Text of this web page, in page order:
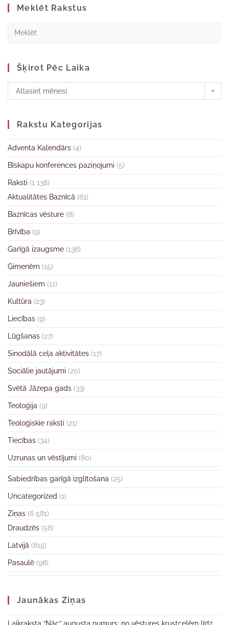
Meklēt Rakstus
Šķirot Pēc Laika
Atlasiet mēnesi
Rakstu Kategorijas
Adventa Kalendārs (4)
Bīskapu konferences paziņojumi (5)
Raksti (1 138)
Aktualitātes Baznīcā (61)
Baznīcas vēsture (8)
Brīvība (9)
Garīgā izaugsme (138)
Ģimenēm (15)
Jauniešiem (11)
Kultūra (23)
Liecības (9)
Lūgšanas (27)
Sinodālā ceļa aktivitātes (17)
Sociālie jautājumi (20)
Svētā Jāzepa gads (33)
Teoloģija (9)
Teoloģiskie raksti (21)
Tiecības (34)
Uzrunas un vēstījumi (80)
Sabiedrības garīgā izglītošana (25)
Uncategorized (1)
Ziņas (6 581)
Draudzēs (56)
Latvijā (815)
Pasaulē (98)
Jaunākas Ziņas